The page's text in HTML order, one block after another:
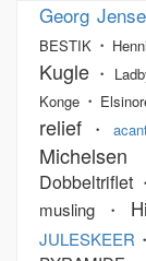
Georg
BESTIK ・
Kugle ・
Konge ・
relief ・
Michelsen
Dobbeltriflet ・
musling・
JULESKEER ・